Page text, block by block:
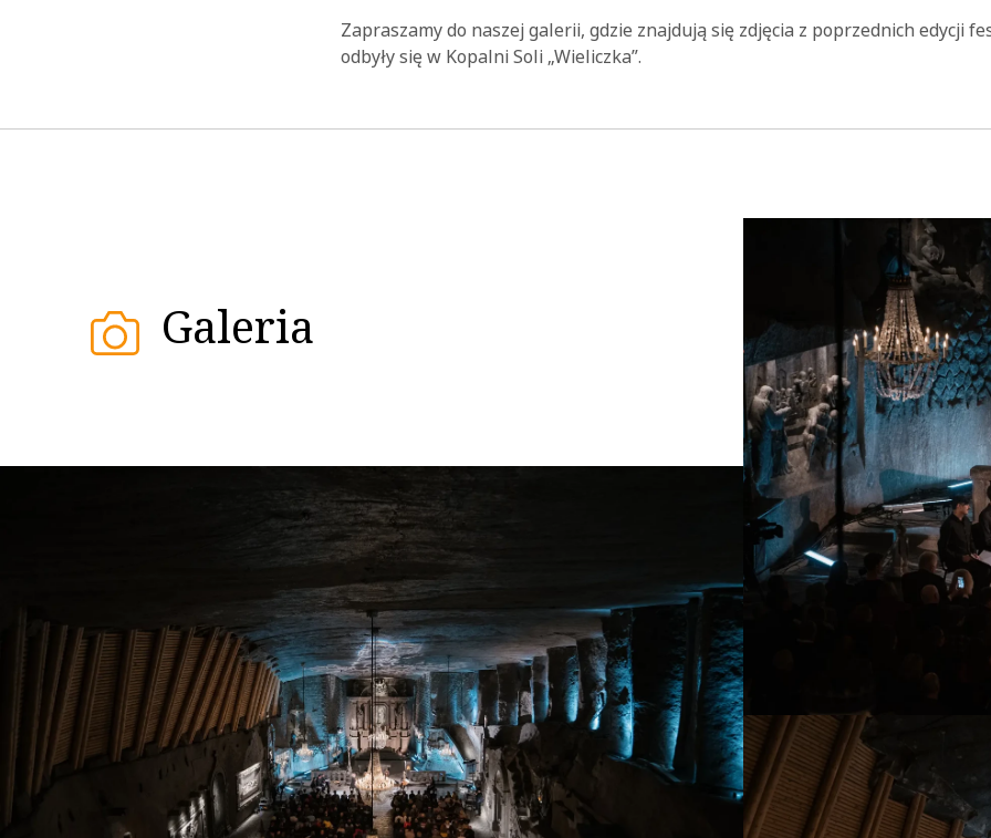
Zapraszamy do naszej galerii, gdzie znajdują się zdjęcia z poprzednich edycji
odbyły się w Kopalni Soli „Wieliczka”.
Galeria